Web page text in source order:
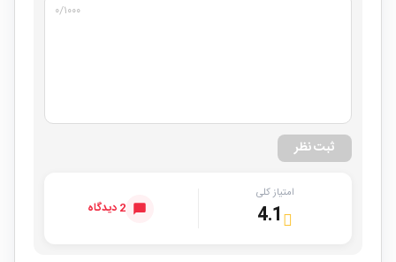
۰/۱۰۰۰
ثبت نظر
امتیاز کلی
4.1 2 دیدگاه